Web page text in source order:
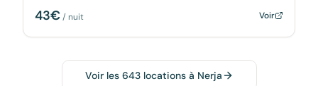
43€/ nuit Voir
Voir les 643locations à Nerja